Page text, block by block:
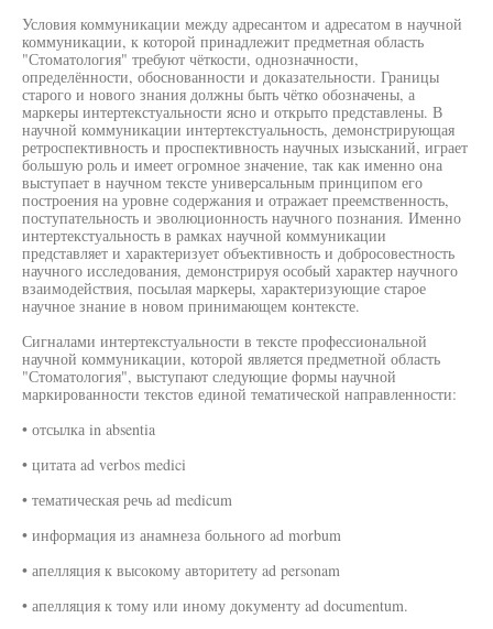
Условия коммуникации между адресантом и адресатом в научной
коммуникации, к которой принадлежит предметная область
"Стоматология" требуют чёткости, однозначности,
определённости, обоснованности и доказательности. Границы
старого и нового знания должны быть чётко обозначены, а
маркеры интертекстуальности ясно и открыто представлены. В
научной коммуникации интертекстуальность, демонстрирующая
ретроспективность и проспективность научных изысканий, играет
большую роль и имеет огромное значение, так как именно она
выступает в научном тексте универсальным принципом его
построения на уровне содержания и отражает преемственность,
поступательность и эволюционность научного познания. Именно
интертекстуальность в рамках научной коммуникации
представляет и характеризует объективность и добросовестность
научного исследования, демонстрируя особый характер научного
взаимодействия, посылая маркеры, характеризующие старое
научное знание в новом принимающем контексте.
Сигналами интертекстуальности в тексте профессиональной
научной коммуникации, которой является предметной область
"Стоматология", выступают следующие формы научной
маркированности текстов единой тематической направленности:
• отсылка in absentia
• цитата ad verbos medici
• тематическая речь ad medicum
• информация из анамнеза больного ad morbum
• апелляция к высокому авторитету ad personam
• апелляция к тому или иному документу ad documentum.